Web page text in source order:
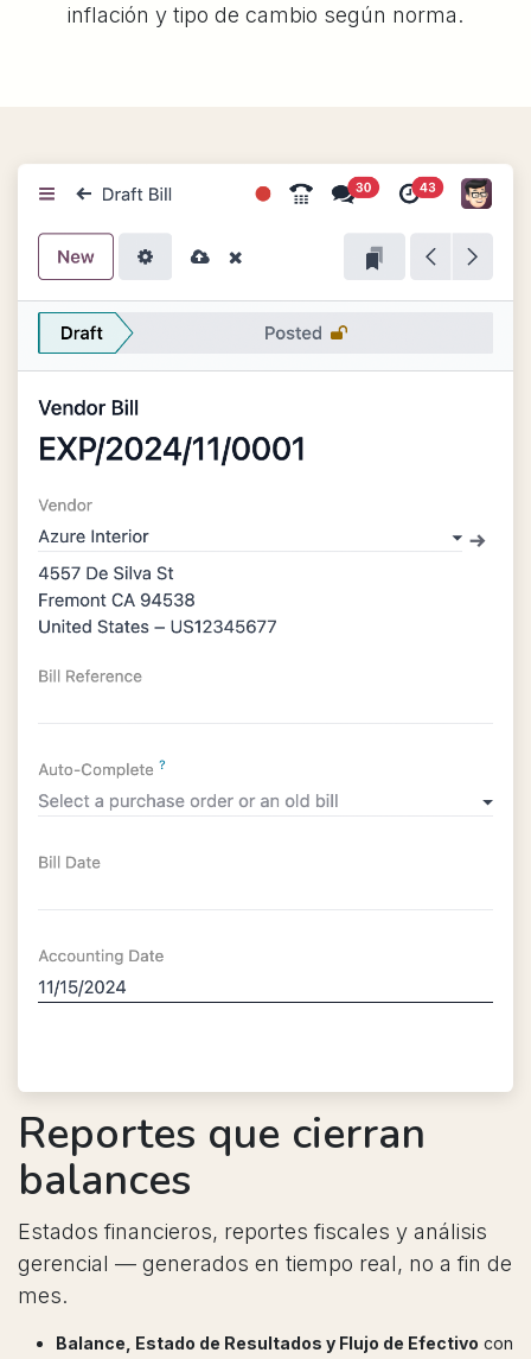
inflación y tipo de cambio según norma.
Reportes que cierran
balances
Estados financieros, reportes fiscales y análisis
gerencial — generados en tiempo real, no a fin de
mes.
Balance, Estado de Resultados y Flujo de Efectivo con